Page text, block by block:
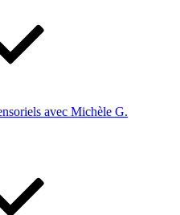
avec Michèle G.